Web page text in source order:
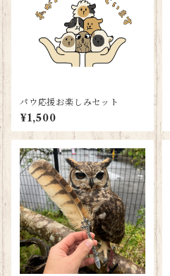
パウ応援お楽しみセット
¥1,500